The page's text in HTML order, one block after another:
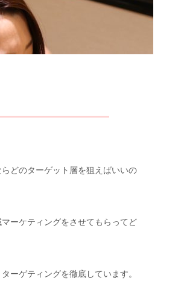
どのターゲット層を狙えばいいの
ーケティングをさせてもらってど
ーゲティングを徹底しています。